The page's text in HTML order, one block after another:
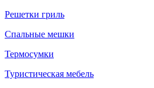
Решетки гриль
Спальные мешки
Термосумки
Туристическая мебель